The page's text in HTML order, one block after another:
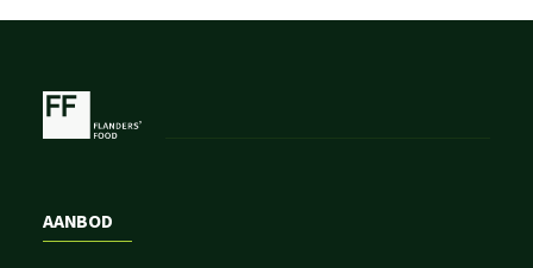
AANBOD